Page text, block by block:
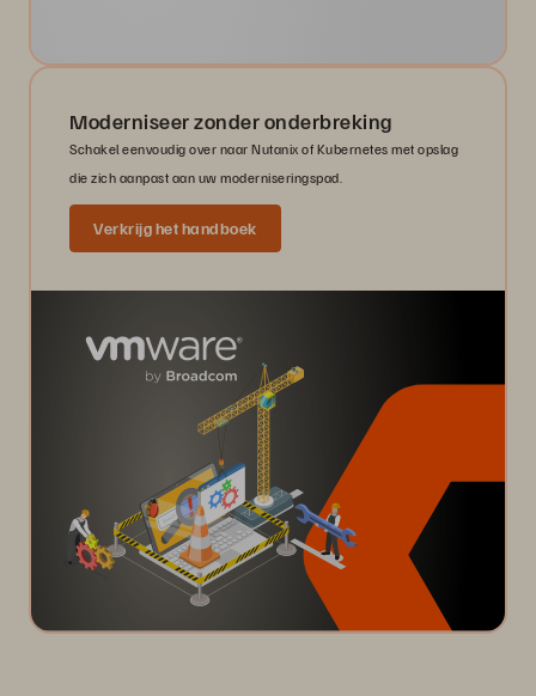
Moderniseer zonder onderbreking
Schakel eenvoudig over naar Nutanix of Kubernetes met opslag
die zich aanpast aan uw moderniseringspad.
Verkrijg het handboek